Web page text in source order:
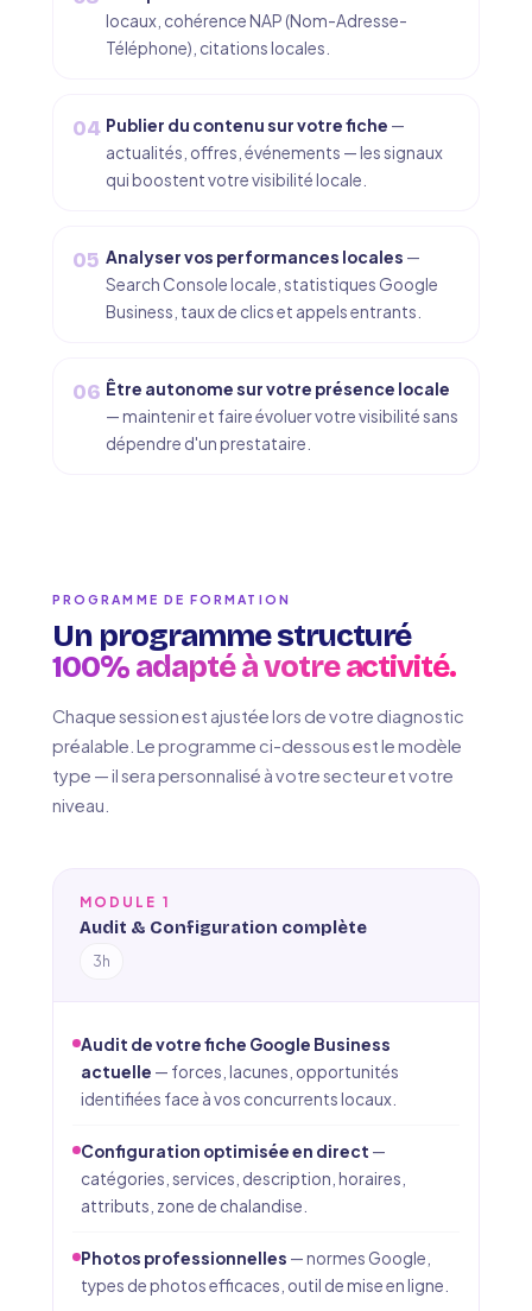
locaux, cohérence NAP (Nom-Adresse-
Téléphone), citations locales.
04 Publier du contenu sur votre fiche —
actualités, offres, événements — les signaux
qui boostent votre visibilité locale.
05 Analyser vos performances locales —
Search Console locale, statistiques Google
Business, taux de clics et appels entrants.
06 Être autonome sur votre présence locale
— maintenir et faire évoluer votre visibilité sans
dépendre d'un prestataire.
PROGRAMME DE FORMATION
Un programme structuré
100% adapté à votre activité.
Chaque session est ajustée lors de votre diagnostic
préalable. Le programme ci-dessous est le modèle
type — il sera personnalisé à votre secteur et votre
niveau.
MODULE 1
Audit & Configuration complète
3h
Audit de votre fiche Google Business
actuelle — forces, lacunes, opportunités
identifiées face à vos concurrents locaux.
Configuration optimisée en direct —
catégories, services, description, horaires,
attributs, zone de chalandise.
Photos professionnelles — normes Google,
types de photos efficaces, outil de mise en ligne.